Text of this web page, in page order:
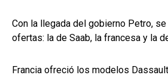
Con la llegada del gobierno Petro,
ofertas: la de Saab, la francesa y la
Francia ofreció los modelos